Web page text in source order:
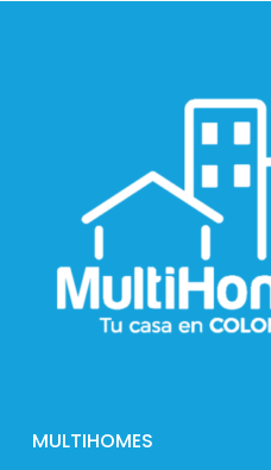
MULTIHOMES